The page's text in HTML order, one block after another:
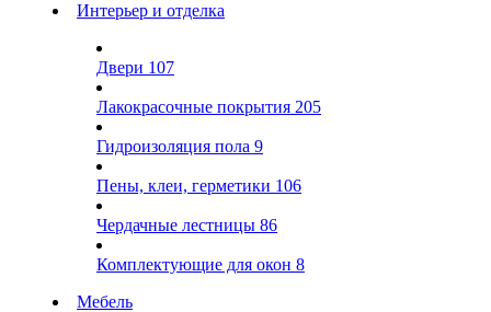
Интерьер и отделка
Двери 107
Лакокрасочные покрытия 205
Гидроизоляция пола 9
Пены, клеи, герметики 106
Чердачные лестницы 86
Комплектующие для окон 8
Мебель